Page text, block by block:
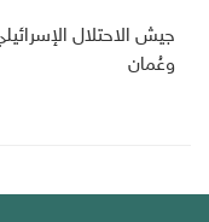
جيش الاحتلال
وعُمان